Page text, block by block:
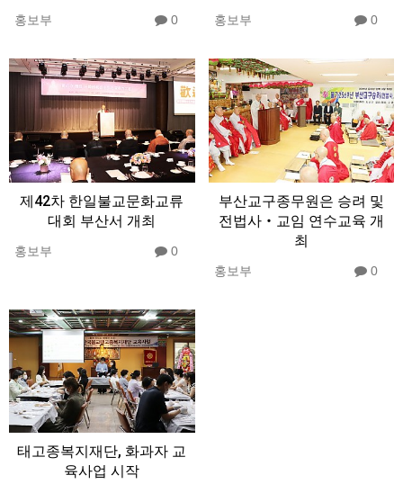
홍보부 0 홍보부 0
제42차 한일불교문화교류
대회 부산서 개최
홍보부 0
부산교구종무원은 승려 및
전법사‧교임 연수교육 개
최
홍보부 0
태고종복지재단, 화과자 교
육사업 시작